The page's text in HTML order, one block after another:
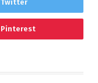
Twitter
Pinterest